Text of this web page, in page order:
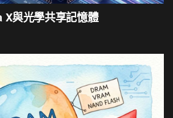
與光學共享記憶體